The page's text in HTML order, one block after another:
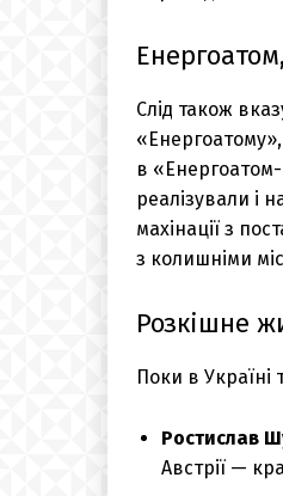
Слід також
в
реалізували і
махінації з
з колишніми
Розкішне
Поки в
Ростислав
Австрії —